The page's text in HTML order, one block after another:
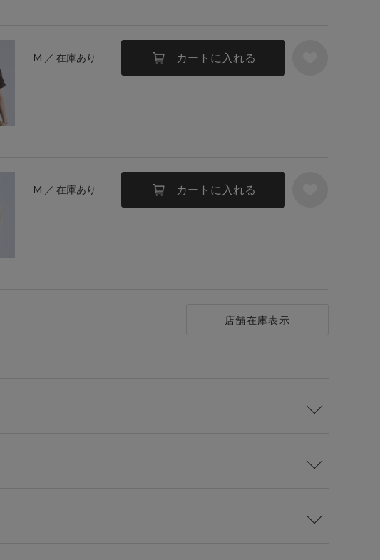
M ／ 在庫あり カートに入れる
M ／ 在庫あり カートに入れる
店舗在庫表示